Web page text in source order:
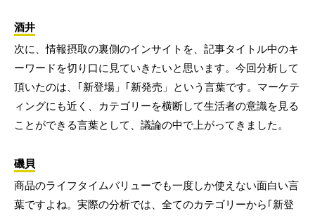
酒井
次に、情報摂取の裏側のインサイトを、記事タイトル中のキ
ーワードを切り口に見ていきたいと思います。今回分析して
頂いたのは、｢新登場」｢新発売」という言葉です。マーケテ
ィングにも近く、カテゴリーを横断して生活者の意識を見る
ことができる言葉として、議論の中で上がってきました。
磯貝
商品のライフタイムバリューでも一度しか使えない面白い言
葉ですよね。実際の分析では、全てのカテゴリーから｢新登